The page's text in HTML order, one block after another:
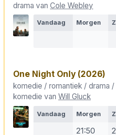
drama van Cole Webley
Vandaag Morgen
One Night Only (2026)
komedie / romantiek / drama
komedie van Will Gluck
Vandaag Morgen
21:50